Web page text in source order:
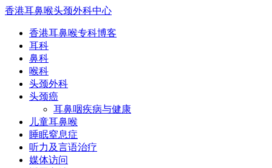
香港耳鼻喉头颈外科中心
香港耳鼻喉专科博客
耳科
鼻科
喉科
头颈外科
头颈癌
耳鼻咽疾病与健康
儿童耳鼻喉
睡眠窒息症
听力及言语治疗
媒体访问